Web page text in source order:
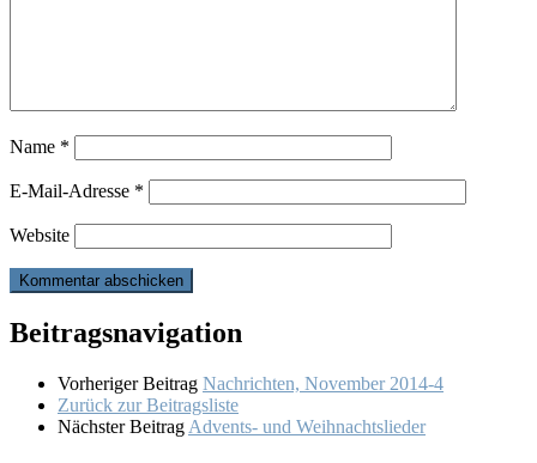
Name *
E-Mail-Adresse *
Website
Beitragsnavigation
Vorheriger Beitrag Nachrichten, November 2014-4
Zurück zur Beitragsliste
Nächster Beitrag Advents- und Weihnachtslieder